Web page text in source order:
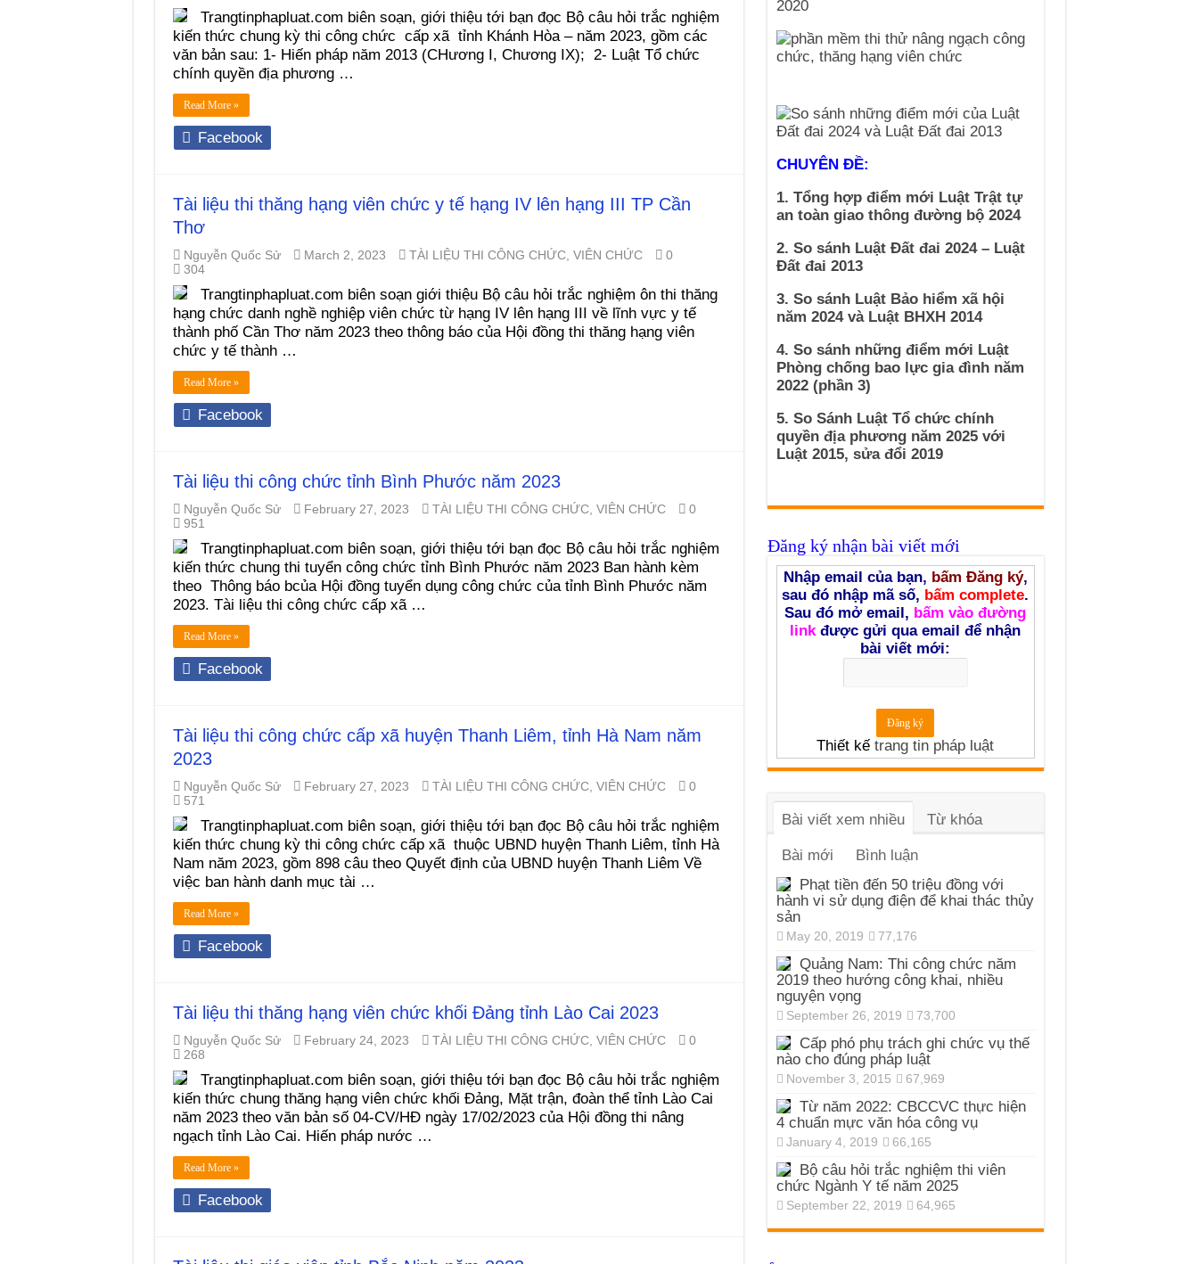
Trangtinphapluat.com biên soạn, giới thiệu tới bạn đọc Bộ câu hỏi trắc nghiệm
kiến thức chung kỳ thi công chức cấp xã tỉnh Khánh Hòa – năm 2023, gồm các
văn bản sau: 1- Hiến pháp năm 2013 (CHương I, Chương IX); 2- Luật Tổ chức
chính quyền địa phương …
Read More »
Facebook
Tài liệu thi thăng hạng viên chức y tế hạng IV lên hạng III TP Cần
Thơ
Nguyễn Quốc Sử March 2, 2023 TÀI LIỆU THI CÔNG CHỨC, VIÊN CHỨC
0
304
Trangtinphapluat.com biên soạn giới thiệu Bộ câu hỏi trắc nghiệm ôn thi thăng
hạng chức danh nghề nghiệp viên chức từ hạng IV lên hạng III về lĩnh vực y tế
thành phố Cần Thơ năm 2023 theo thông báo của Hội đồng thi thăng hạng viên
chức y tế thành …
Read More »
Facebook
Tài liệu thi công chức tỉnh Bình Phước năm 2023
Nguyễn Quốc Sử February 27, 2023 TÀI LIỆU THI CÔNG CHỨC, VIÊN CHỨC
0
951
Trangtinphapluat.com biên soạn, giới thiệu tới bạn đọc Bộ câu hỏi trắc nghiệm
kiến thức chung thi tuyển công chức tỉnh Bình Phước năm 2023 Ban hành kèm
theo Thông báo bcủa Hội đồng tuyển dụng công chức của tỉnh Bình Phước năm
2023. Tài liệu thi công chức cấp xã …
Read More »
Facebook
Tài liệu thi công chức cấp xã huyện Thanh Liêm, tỉnh Hà Nam năm
2023
Nguyễn Quốc Sử February 27, 2023 TÀI LIỆU THI CÔNG CHỨC, VIÊN CHỨC
0
571
Trangtinphapluat.com biên soạn, giới thiệu tới bạn đọc Bộ câu hỏi trắc nghiệm
kiến thức chung kỳ thi công chức cấp xã thuộc UBND huyện Thanh Liêm, tỉnh Hà
Nam năm 2023, gồm 898 câu theo Quyết định của UBND huyện Thanh Liêm Về
việc ban hành danh mục tài …
Read More »
Facebook
Tài liệu thi thăng hạng viên chức khối Đảng tỉnh Lào Cai 2023
Nguyễn Quốc Sử February 24, 2023 TÀI LIỆU THI CÔNG CHỨC, VIÊN CHỨC
0
268
Trangtinphapluat.com biên soạn, giới thiệu tới bạn đọc Bộ câu hỏi trắc nghiệm
kiến thức chung thăng hạng viên chức khối Đảng, Mặt trận, đoàn thể tỉnh Lào Cai
năm 2023 theo văn bản số 04-CV/HĐ ngày 17/02/2023 của Hội đồng thi nâng
ngạch tỉnh Lào Cai. Hiến pháp nước …
Read More »
Facebook
CHUYÊN ĐỀ:
1. Tổng hợp điểm mới Luật Trật tự
an toàn giao thông đường bộ 2024
2. So sánh Luật Đất đai 2024 – Luật
Đất đai 2013
3. So sánh Luật Bảo hiểm xã hội
năm 2024 và Luật BHXH 2014
4. So sánh những điểm mới Luật
Phòng chống bao lực gia đình năm
2022 (phần 3)
5. So Sánh Luật Tổ chức chính
quyền địa phương năm 2025 với
Luật 2015, sửa đổi 2019
Đăng ký nhận bài viết mới
Nhập email của bạn, bấm Đăng ký,
sau đó nhập mã số, bấm complete.
Sau đó mở email, bấm vào đường
link được gửi qua email để nhận
bài viết mới:
Thiết kế trang tin pháp luật
Bài viết xem nhiều Từ khóa
Bài mới
Bình luận
Phạt tiền đến 50 triệu đồng với
hành vi sử dụng điện để khai thác thủy
sản
May 20, 2019 77,176
Quảng Nam: Thi công chức năm
2019 theo hướng công khai, nhiều
nguyện vọng
September 26, 2019 73,700
Cấp phó phụ trách ghi chức vụ thế
nào cho đúng pháp luật
November 3, 2015 67,969
Từ năm 2022: CBCCVC thực hiện
4 chuẩn mực văn hóa công vụ
January 4, 2019 66,165
Bộ câu hỏi trắc nghiệm thi viên
chức Ngành Y tế năm 2025
September 22, 2019 64,965